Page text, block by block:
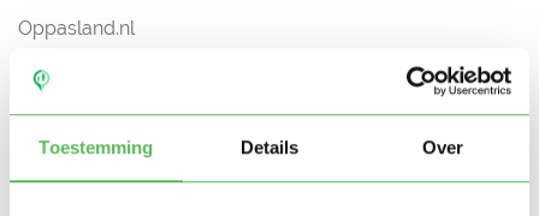
Toestemming Details Over
Oppasland.nl
9703 LM Groningen
Hoe krijg ik het betaalde